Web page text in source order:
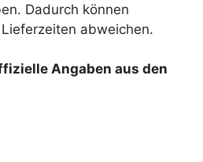
Dadurch können
abweichen.
Angaben aus den